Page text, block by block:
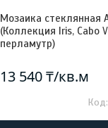
Мозаика стеклянная
(Коллекция Iris, Cabo
перламутр)
13 540 ₸/кв.м